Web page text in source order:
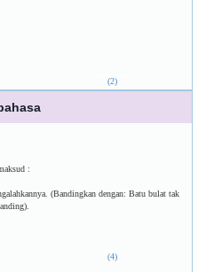
(2)
:
(Bandingkan dengan: Batu bulat tak
(4)